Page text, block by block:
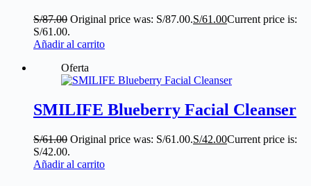
S/87.00 Original price was: S/87.00.S/61.00Current price is:
S/61.00.
Añadir al carrito
Oferta
SMILIFE Blueberry Facial Cleanser
S/61.00 Original price was: S/61.00.S/42.00Current price is:
S/42.00.
Añadir al carrito